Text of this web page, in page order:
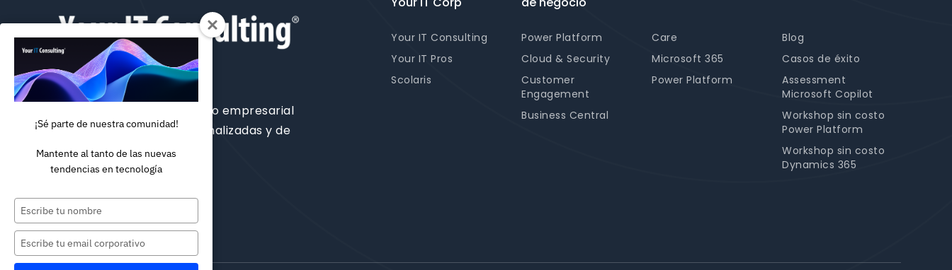
Potenciamos tu rendimiento empresarial
con soluciones de TI personalizadas y de
alto impacto
Your IT Consulting
Your IT Pros
Scolaris
Power Platform
Cloud & Security
Customer
Engagement
Business Central
Care
Microsoft 365
Power Platform
Blog
Casos de éxito
Assessment
Microsoft Copilot
Workshop sin costo
Power Platform
Workshop sin costo
Dynamics 365
¡Sé parte de nuestra comunidad!
Mantente al tanto de las nuevas
tendencias en tecnología
Escriba
su
nombre
Escriba
su